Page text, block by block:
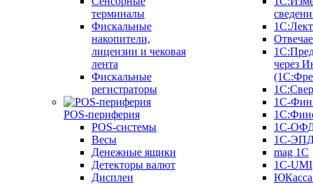
терминалы
Фискальные
накопители,
лицензии и чековая
лента
Фискальные
регистраторы
POS-периферия
POS-системы
Весы
Денежные ящики
Детекторы валют
Дисплеи
через
1С-
1С-
1С-
mag 1C
1C-UMI